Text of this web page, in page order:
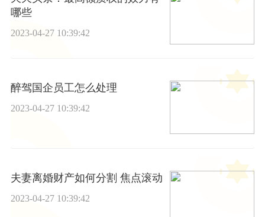
哪些
2023-04-27 10:39:42
醉驾国企员工怎么处理
2023-04-27 10:39:42
夫妻离婚财产如何分割 焦点滚动
2023-04-27 10:39:42